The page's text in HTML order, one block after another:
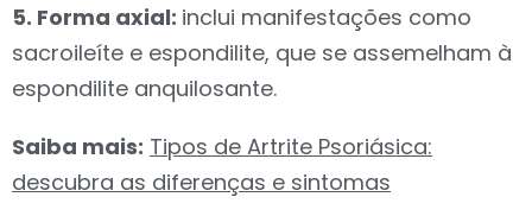
5. Forma axial: inclui manifestações como
sacroileíte e espondilite, que se assemelham à
espondilite anquilosante.
Saiba mais: Tipos de Artrite Psoriásica:
descubra as diferenças e sintomas